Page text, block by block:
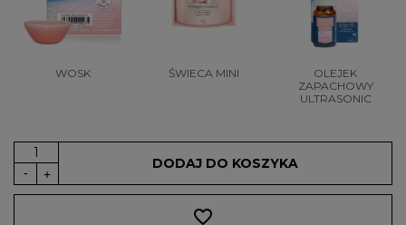
WOSK ŚWIECA MINI
OLEJEK
ZAPACHOWY
ULTRASONIC
DODAJ DO KOSZYKA
favorite_border